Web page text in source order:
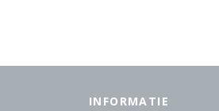
INFORMATIE